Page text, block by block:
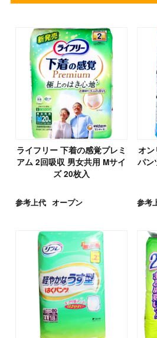
ライフリー 下着の感覚プレミ
アム 2回吸収 男女共用 Mサイ
ズ 20枚入
参考上代 オープン
オン
パン
参考